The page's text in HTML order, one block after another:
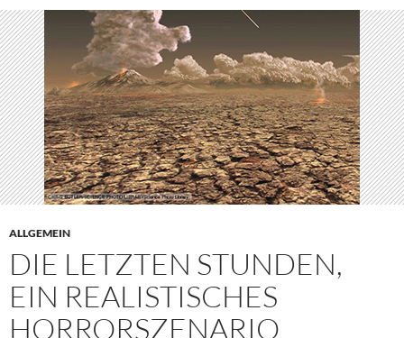
ALLGEMEIN
DIE LETZTEN STUNDEN,
EIN REALISTISCHES
HORRORSZENARIO